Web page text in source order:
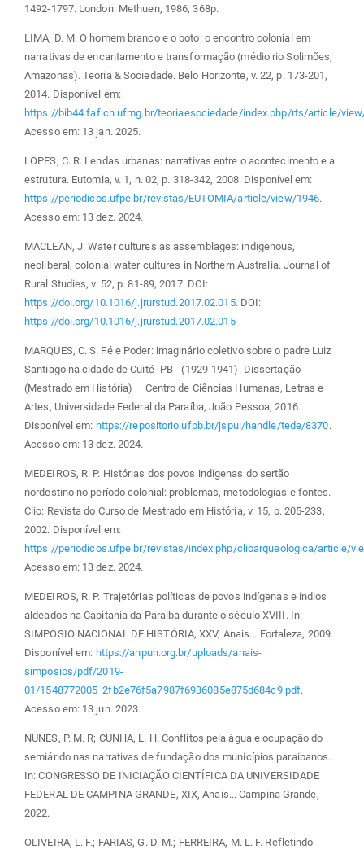
1492-1797. London: Methuen, 1986, 368p.
LIMA, D. M. O homem branco e o boto: o encontro colonial em
narrativas de encantamento e transformação (médio rio Solimões,
Amazonas). Teoria & Sociedade. Belo Horizonte, v. 22, p. 173-201,
2014. Disponível em:
https://bib44.fafich.ufmg.br/teoriaesociedade/index.php/rts/article/
Acesso em: 13 jan. 2025.
LOPES, C. R. Lendas urbanas: narrativas entre o acontecimento e a
estrutura. Eutomia, v. 1, n. 02, p. 318-342, 2008. Disponível em:
https://periodicos.ufpe.br/revistas/EUTOMIA/article/view/1946.
Acesso em: 13 dez. 2024.
MACLEAN, J. Water cultures as assemblages: indigenous,
neoliberal, colonial water cultures in Northern Australia. Journal of
Rural Studies, v. 52, p. 81-89, 2017. DOI:
https://doi.org/10.1016/j.jrurstud.2017.02.015. DOI:
https://doi.org/10.1016/j.jrurstud.2017.02.015
MARQUES, C. S. Fé e Poder: imaginário coletivo sobre o padre Luiz
Santiago na cidade de Cuité -PB - (1929-1941). Dissertação
(Mestrado em História) – Centro de Ciências Humanas, Letras e
Artes, Universidade Federal da Paraíba, João Pessoa, 2016.
Disponível em: https://repositorio.ufpb.br/jspui/handle/tede/8370.
Acesso em: 13 dez. 2024.
MEDEIROS, R. P. Histórias dos povos indígenas do sertão
nordestino no período colonial: problemas, metodologias e fontes.
Clio: Revista do Curso de Mestrado em História, v. 15, p. 205-233,
2002. Disponível em:
https://periodicos.ufpe.br/revistas/index.php/clioarqueologica/article/
Acesso em: 13 dez. 2024.
MEDEIROS, R. P. Trajetórias políticas de povos indígenas e índios
aldeados na Capitania da Paraíba durante o século XVIII. In:
SIMPÓSIO NACIONAL DE HISTÓRIA, XXV, Anais... Fortaleza, 2009.
Disponível em: https://anpuh.org.br/uploads/anais-
simposios/pdf/2019-
01/1548772005_2fb2e76f5a7987f6936085e875d684c9.pdf.
Acesso em: 13 jun. 2023.
NUNES, P. M. R; CUNHA, L. H. Conflitos pela água e ocupação do
semiárido nas narrativas de fundação dos municípios paraibanos.
In: CONGRESSO DE INICIAÇÃO CIENTÍFICA DA UNIVERSIDADE
FEDERAL DE CAMPINA GRANDE, XIX, Anais... Campina Grande,
2022.
OLIVEIRA, L. F.; FARIAS, G. D. M.; FERREIRA, M. L. F. Refletindo